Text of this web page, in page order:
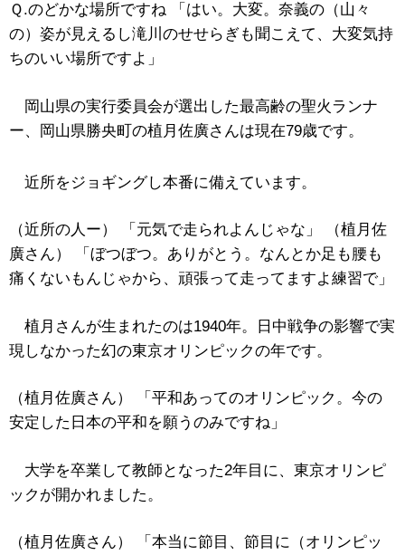
Ｑ.のどかな場所ですね 「はい。大変。奈義の（山々
の）姿が見えるし滝川のせせらぎも聞こえて、大変気持
ちのいい場所ですよ」
岡山県の実行委員会が選出した最高齢の聖火ランナ
ー、岡山県勝央町の植月佐廣さんは現在79歳です。
近所をジョギングし本番に備えています。
（近所の人ー） 「元気で走られよんじゃな」 （植月佐
廣さん） 「ぼつぼつ。ありがとう。なんとか足も腰も
痛くないもんじゃから、頑張って走ってますよ練習で」
植月さんが生まれたのは1940年。日中戦争の影響で実
現しなかった幻の東京オリンピックの年です。
（植月佐廣さん） 「平和あってのオリンピック。今の
安定した日本の平和を願うのみですね」
大学を卒業して教師となった2年目に、東京オリンピ
ックが開かれました。
（植月佐廣さん） 「本当に節目、節目に（オリンピッ